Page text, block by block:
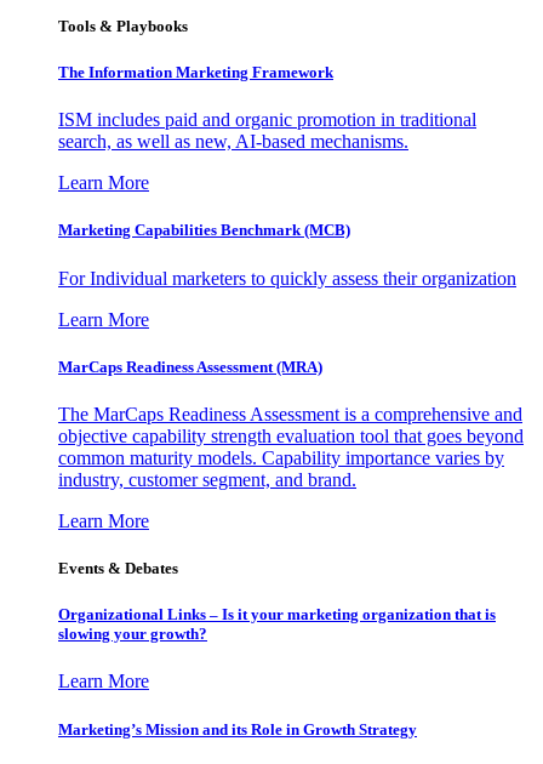
Tools & Playbooks
The Information Marketing Framework
ISM includes paid and organic promotion in traditional
search, as well as new, AI-based mechanisms.
Learn More
Marketing Capabilities Benchmark (MCB)
For Individual marketers to quickly assess their organization
Learn More
MarCaps Readiness Assessment (MRA)
The MarCaps Readiness Assessment is a comprehensive and
objective capability strength evaluation tool that goes beyond
common maturity models. Capability importance varies by
industry, customer segment, and brand.
Learn More
Events & Debates
Organizational Links – Is it your marketing organization that is
slowing your growth?
Learn More
Marketing’s Mission and its Role in Growth Strategy